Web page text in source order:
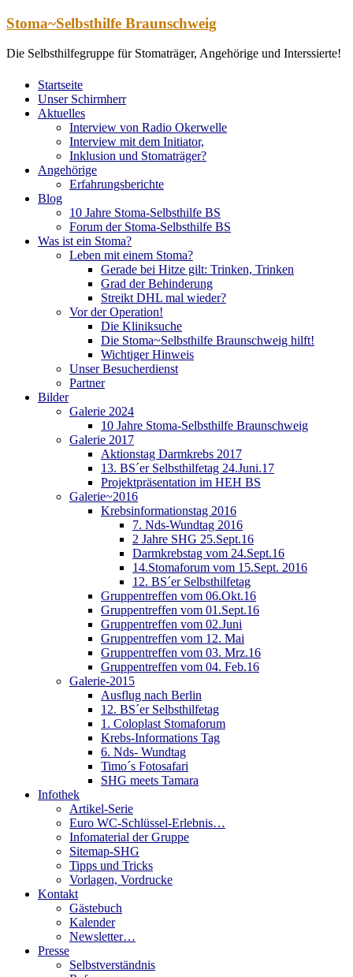
Zum
springen
Stoma~Selbsthilfe Braunschweig
Die Selbsthilfegruppe für Stomaträger, Angehörige und Interssierte!
Startseite
Unser Schirmherr
Aktuelles
Interview von Radio Okerwelle
Interview mit dem Initiator,
Inklusion und Stomaträger?
Angehörige
Erfahrungsberichte
Blog
10 Jahre Stoma-Selbsthilfe BS
Forum der Stoma-Selbsthilfe BS
Was ist ein Stoma?
Leben mit einem Stoma?
Gerade bei Hitze gilt: Trinken, Trinken
Grad der Behinderung
Streikt DHL mal wieder?
Vor der Operation!
Die Kliniksuche
Die Stoma~Selbsthilfe Braunschweig hilft!
Wichtiger Hinweis
Unser Besucherdienst
Partner
Bilder
Galerie 2024
10 Jahre Stoma-Selbsthilfe Braunschweig
Galerie 2017
Aktionstag Darmkrebs 2017
13. BS´er Selbsthilfetag 24.Juni.17
Projektpräsentation im HEH BS
Galerie~2016
Krebsinformationstag 2016
7. Nds-Wundtag 2016
2 Jahre SHG 25.Sept.16
Darmkrebstag vom 24.Sept.16
14.Stomaforum vom 15.Sept. 2016
12. BS´er Selbsthilfetag
Gruppentreffen vom 06.Okt.16
Gruppentreffen vom 01.Sept.16
Gruppentreffen vom 02.Juni
Gruppentreffen vom 12. Mai
Gruppentreffen vom 03. Mrz.16
Gruppentreffen vom 04. Feb.16
Galerie-2015
Ausflug nach Berlin
12. BS´er Selbsthilfetag
1. Coloplast Stomaforum
Krebs-Informations Tag
6. Nds- Wundtag
Timo´s Fotosafari
SHG meets Tamara
Infothek
Artikel-Serie
Euro WC-Schlüssel-Erlebnis…
Infomaterial der Gruppe
Sitemap-SHG
Tipps und Tricks
Vorlagen, Vordrucke
Kontakt
Gästebuch
Kalender
Newsletter…
Presse
Selbstverständnis